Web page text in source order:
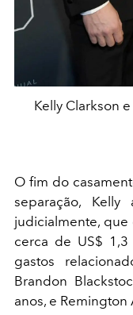
Kelly Clarkson
O fim do
separação,
judicialmente,
cerca de US$
gastos
Brandon
anos, e Remington